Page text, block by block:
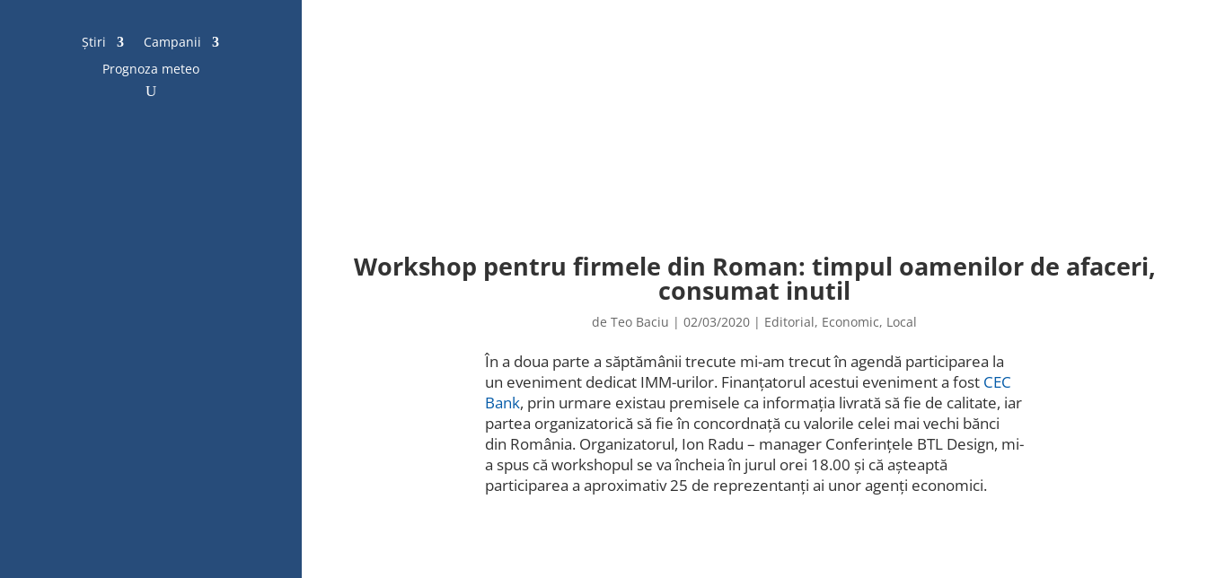
Știri
Campanii
Prognoza meteo
Workshop pentru firmele din Roman: timpul oamenilor de afaceri,
consumat inutil
de Teo Baciu | 02/03/2020 | Editorial, Economic, Local
În a doua parte a săptămânii trecute mi-am trecut în agendă participarea la
un eveniment dedicat IMM-urilor. Finanțatorul acestui eveniment a fost CEC
Bank, prin urmare existau premisele ca informația livrată să fie de calitate, iar
partea organizatorică să fie în concordnață cu valorile celei mai vechi bănci
din România. Organizatorul, Ion Radu – manager Conferințele BTL Design, mi-
a spus că workshopul se va încheia în jurul orei 18.00 și că așteaptă
participarea a aproximativ 25 de reprezentanți ai unor agenți economici.